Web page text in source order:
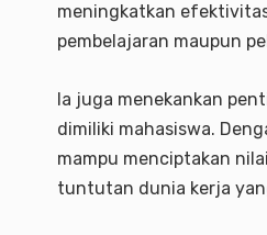
meningkatkan
pembelajaran maupun
Ia juga menekankan
dimiliki mahasiswa.
mampu menciptakan
tuntutan dunia kerja